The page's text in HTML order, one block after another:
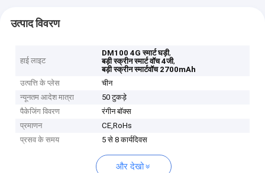
उत्पाद विवरण
हाई लाइट
DM100 4G स्मार्ट घड़ी,
बड़ी स्क्रीन स्मार्ट वॉच 4जी,
बड़ी स्क्रीन स्मार्टवॉच 2700mAh
उत्पत्ति के प्लेस
चीन
न्यूनतम आदेश मात्रा
50 टुकड़े
पैकेजिंग विवरण
रंगीन बॉक्स
प्रमाणन
CE,RoHs
प्रसव के समय
5 से 8 कार्यदिवस
और देखो